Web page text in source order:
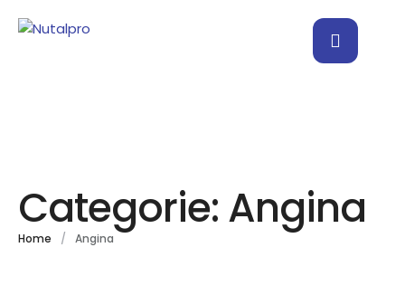
Categorie:Angina
Home / Angina